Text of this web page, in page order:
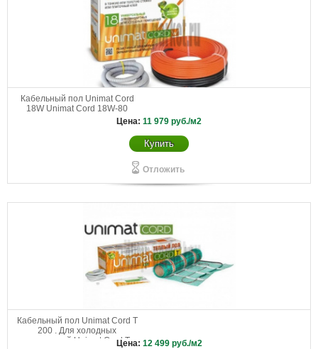
Кабельный пол Unimat Cord
18W Unimat Cord 18W-80
Цена: 11 979 руб./м2
Купить
Отложить
Кабельный пол Unimat Cord T
200 . Для холодных
помещений Unimat Cord ТЦена: 12 499 руб./м2